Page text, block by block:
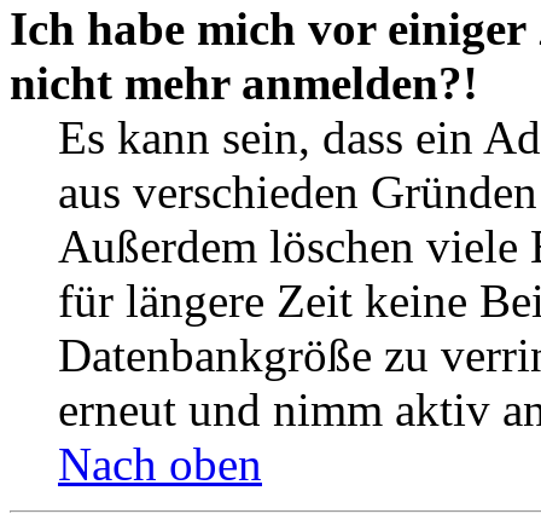
Ich habe mich vor
nicht mehr anmelden?!
Es kann sein, dass ein
aus verschieden
Außerdem löschen viele
für längere Zeit keine
Datenbankgröße zu
erneut und nimm aktiv
Nach oben